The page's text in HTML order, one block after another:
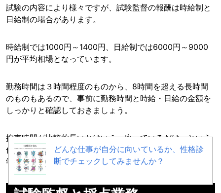
試験の内容により様々ですが、試験監督の報酬は時給制と
日給制の場合があります。
時給制では1000円～1400円、日給制では6000円～9000
円が平均相場となっています。
勤務時間は３時間程度のものから、8時間を超える長時間
のものもあるので、事前に勤務時間と時給・日給の金額を
しっかりと確認しておきましょう。
拘束時間が比較的長いとはいえ、座っているだけ、という
仕事内容で、それなりにまとまった報酬がもらえるので、
学生にがおすすめの仕事と言えるでしょう。
どんな仕事が自分に向いているか、性格診
断でチェックしてみませんか？